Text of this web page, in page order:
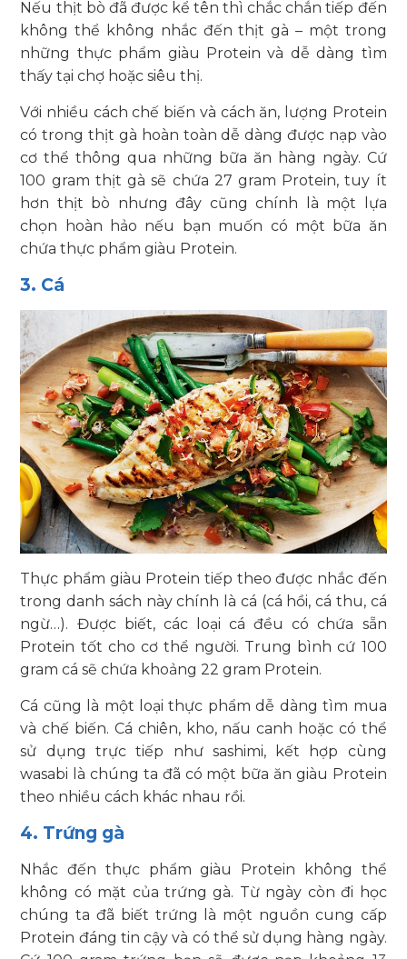
Nếu thịt bò đã được kể tên thì chắc chắn tiếp đến
không thể không nhắc đến thịt gà – một trong
những thực phẩm giàu Protein và dễ dàng tìm
thấy tại chợ hoặc siêu thị.
Với nhiều cách chế biến và cách ăn, lượng Protein
có trong thịt gà hoàn toàn dễ dàng được nạp vào
cơ thể thông qua những bữa ăn hàng ngày. Cứ
100 gram thịt gà sẽ chứa 27 gram Protein, tuy ít
hơn thịt bò nhưng đây cũng chính là một lựa
chọn hoàn hảo nếu bạn muốn có một bữa ăn
chứa thực phẩm giàu Protein.
3. Cá
Thực phẩm giàu Protein tiếp theo được nhắc đến
trong danh sách này chính là cá (cá hồi, cá thu, cá
ngừ…). Được biết, các loại cá đều có chứa sẵn
Protein tốt cho cơ thể người. Trung bình cứ 100
gram cá sẽ chứa khoảng 22 gram Protein.
Cá cũng là một loại thực phẩm dễ dàng tìm mua
và chế biến. Cá chiên, kho, nấu canh hoặc có thể
sử dụng trực tiếp như sashimi, kết hợp cùng
wasabi là chúng ta đã có một bữa ăn giàu Protein
theo nhiều cách khác nhau rồi.
4. Trứng gà
Nhắc đến thực phẩm giàu Protein không thể
không có mặt của trứng gà. Từ ngày còn đi học
chúng ta đã biết trứng là một nguồn cung cấp
Protein đáng tin cậy và có thể sử dụng hàng ngày.